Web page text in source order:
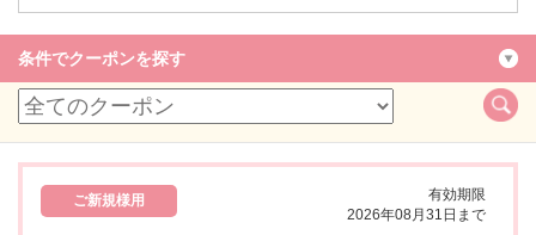
条件でクーポンを探す
ご新規様用
有効期限
2026年08月31日まで